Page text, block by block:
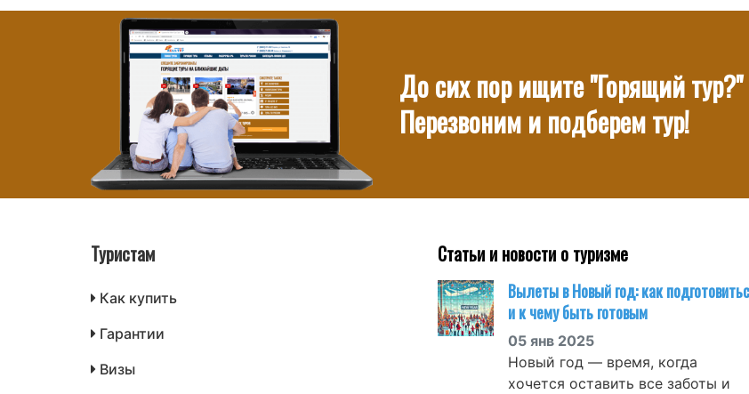
До сих пор ищите "Горящий тур?"
Перезвоним и подберем тур!
Туристам
Как купить
Гарантии
Визы
Статьи и новости о туризме
Вылеты в Новый год: как
и к чему быть готовым
05 янв 2025
Новый год — время, когда
хочется оставить все заботы и